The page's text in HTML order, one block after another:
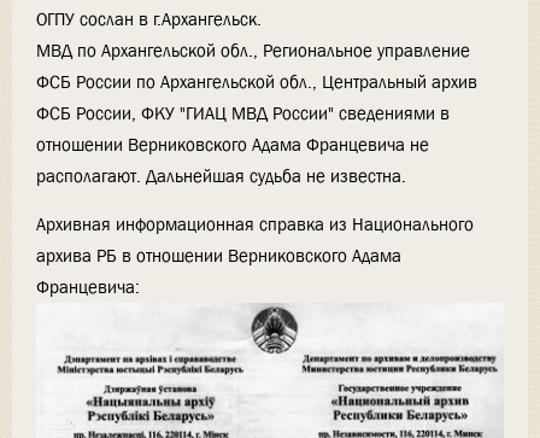
ОГПУ сослан в г.Архангельск.
МВД по Архангельской обл., Региональное управление
ФСБ России по Архангельской обл., Центральный архив
ФСБ России, ФКУ "ГИАЦ МВД России" сведениями в
отношении Верниковского Адама Францевича не
располагают. Дальнейшая судьба не известна.
Архивная информационная справка из Национального
архива РБ в отношении Верниковского Адама
Францевича: